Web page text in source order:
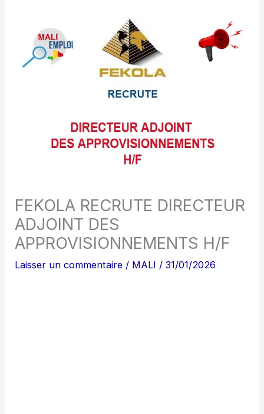
FEKOLA RECRUTE DIRECTEUR
ADJOINT DES
APPROVISIONNEMENTS H/F
Laisser un commentaire / MALI /31/01/2026